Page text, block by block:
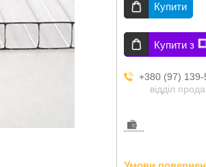
Купити
Купити з
+380 (97) 139-
відділ